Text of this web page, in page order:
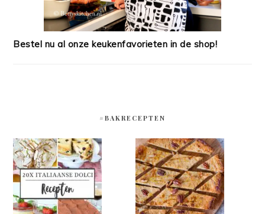
Bestel nu al onze keukenfavorieten in de shop!
#BAKRECEPTEN